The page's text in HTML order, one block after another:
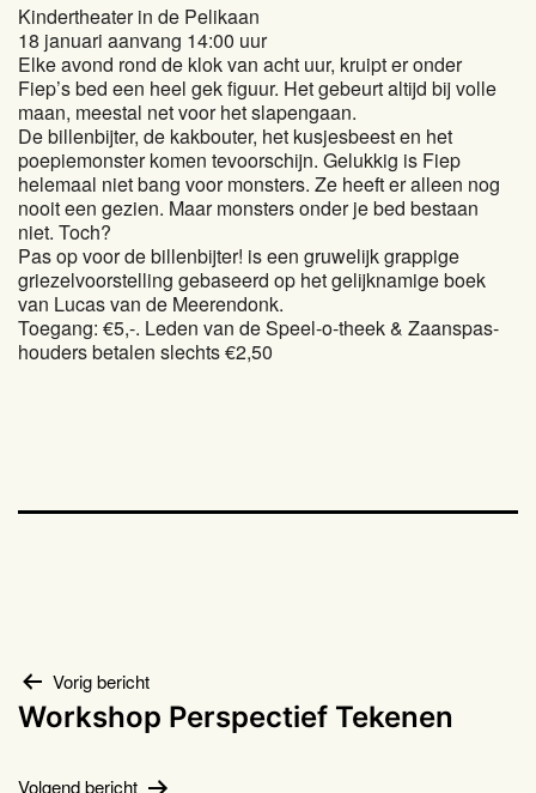
Kindertheater in de Pelikaan
18 januari aanvang 14:00 uur
Elke avond rond de klok van acht uur, kruipt er onder
Fiep’s bed een heel gek figuur. Het gebeurt altijd bij volle
maan, meestal net voor het slapengaan.
De billenbijter, de kakbouter, het kusjesbeest en het
poepiemonster komen tevoorschijn. Gelukkig is Fiep
helemaal niet bang voor monsters. Ze heeft er alleen nog
nooit een gezien. Maar monsters onder je bed bestaan
niet. Toch?
Pas op voor de billenbijter! is een gruwelijk grappige
griezelvoorstelling gebaseerd op het gelijknamige boek
van Lucas van de Meerendonk.
Toegang: €5,-. Leden van de Speel-o-theek & Zaanspas-
houders betalen slechts €2,50
Bericht
navigatie
Vorig bericht
Workshop Perspectief Tekenen
Volgend bericht